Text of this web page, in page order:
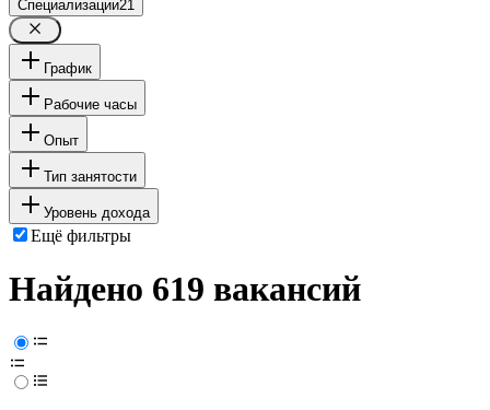
Специализации21
График
Рабочие часы
Опыт
Тип занятости
Уровень дохода
Ещё фильтры
Найдено 619 вакансий